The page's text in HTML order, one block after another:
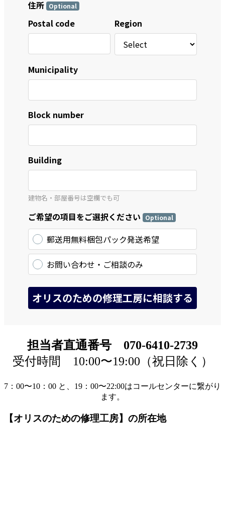
担当者直通番号 070-6410-2739
受付時間 10:00〜19:00（祝日除く）
7：00〜10：00 と、19：00〜22:00はコールセンターに繋がり
ます。
【オリスのための修理工房】の所在地